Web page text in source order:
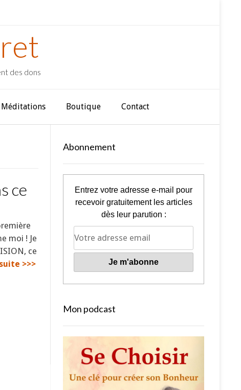
des dons
Méditations Boutique Contact
ce
moi ! Je
ce
>>>
Abonnement
Entrez votre adresse e-mail pour
recevoir gratuitement les articles
dès leur parution :
Mon podcast